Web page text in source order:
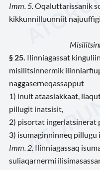
Imm. 5. Oqaluttarissanik
kikkunnilluunniit
§ 25. Ilinniagassat
misilitsinnermik
naggaserneqassapput
1) inuit ataasiakkaat,
pillugit inatsisit,
2) pisortat ingerlatsinerat
3) isumaginninneq pillugu
Imm. 2. Ilinniagassaq
suliaqarnermi